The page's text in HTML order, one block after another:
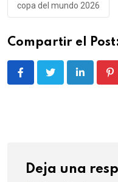
copa del mundo 2026
Compartir el
LinkedIn
Deja una